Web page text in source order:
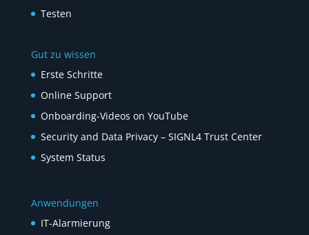
Testen
Gut zu wissen
Erste Schritte
Online Support
Onboarding-Videos on YouTube
Security and Data Privacy – SIGNL4 Trust Center
System Status
Anwendungen
IT-Alarmierung